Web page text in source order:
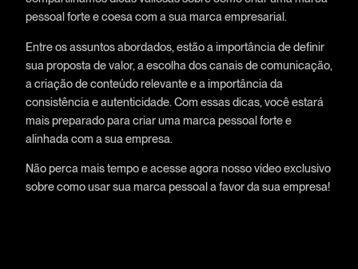
pessoal forte e coesa com a sua marca empresarial.
Entre os assuntos abordados, estão a importância de definir
sua proposta de valor, a escolha dos canais de comunicação,
a criação de conteúdo relevante e a importância da
consistência e autenticidade. Com essas dicas, você estará
mais preparado para criar uma marca pessoal forte e
alinhada com a sua empresa.
Não perca mais tempo e acesse agora nosso vídeo exclusivo
sobre como usar sua marca pessoal a favor da sua empresa!